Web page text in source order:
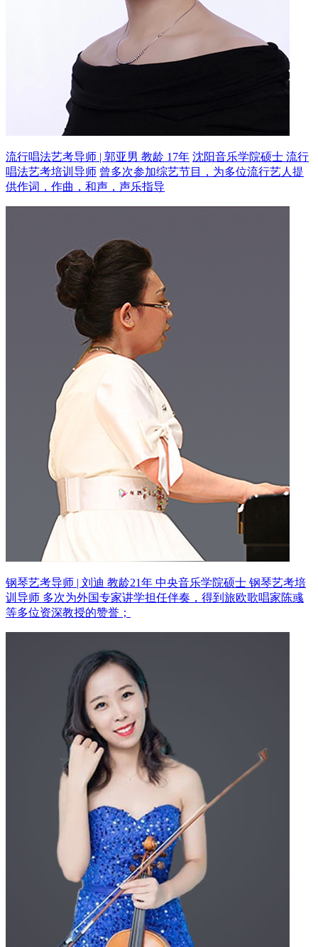
流行唱法艺考导师 | 郭亚男 教龄 17年 沈阳音乐学院硕士 流行
唱法艺考培训导师 曾多次参加综艺节目，为多位流行艺人提
供作词，作曲，和声，声乐指导
钢琴艺考导师 | 刘迪 教龄21年 中央音乐学院硕士 钢琴艺考培
训导师 多次为外国专家讲学担任伴奏，得到旅欧歌唱家陈彧
等多位资深教授的赞誉；